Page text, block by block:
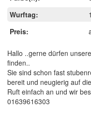
Wurftag:
Preis:
Hallo ..gerne dürfen
finden..
Sie sind schon fast
bereit und neugierig auf
Ruft einfach an und wir
01639616303